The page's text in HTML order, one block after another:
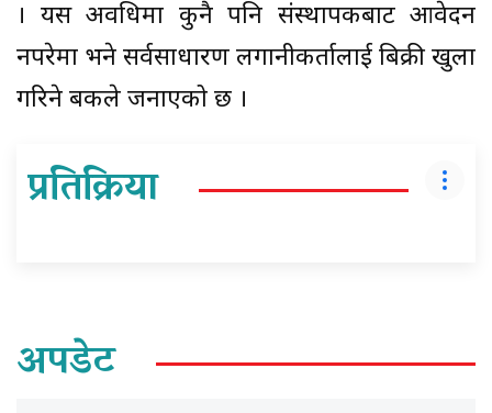
। यस अवधिमा कुनै पनि संस्थापकबाट आवेदन
नपरेमा भने सर्वसाधारण लगानीकर्तालाई बिक्री खुला
गरिने बैंकले जनाएको छ ।
प्रतिक्रिया
अपडेट